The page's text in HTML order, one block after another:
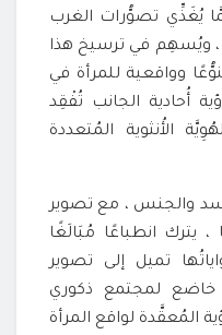
يُغَذِّي تصوُّرات الغرب
، ويُسهِم في ترسيخ هذا
وواقعية للمرأة في
أُحادية الجانب تُفْقِد
الأُنثوية المُتعددة
والجنس ، مع تصوير
يترك انطباعًا مُبَالَغًا
تميل إلى تصوير
خاضع لمجتمع ذكوري
المُعقَّدة لواقع المرأة